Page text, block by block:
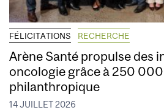
FÉLICITATIONS RECHERCHE
Arène Santé propulse des
oncologie grâce à 250
philanthropique
14 JUILLET 2026